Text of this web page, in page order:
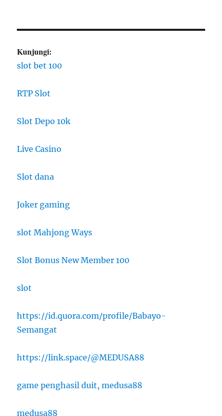
Kunjungi:
slot bet 100
RTP Slot
Slot Depo 10k
Live Casino
Slot dana
Joker gaming
slot Mahjong Ways
Slot Bonus New Member 100
slot
https://id.quora.com/profile/Babayo-
Semangat
https://link.space/@MEDUSA88
game penghasil duit, medusa88
medusa88